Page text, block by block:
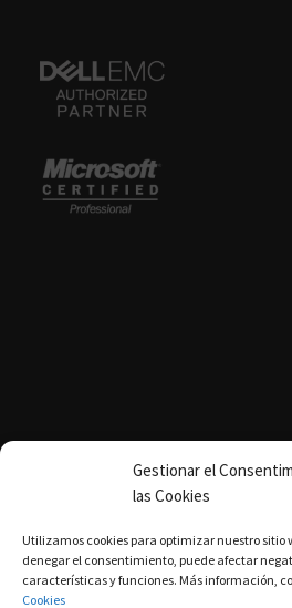
Gestionar el
las Cookies
Utilizamos cookies para optimizar nuestro sitio
denegar el consentimiento, puede afectar
características y funciones. Más información,
Cookies
política de